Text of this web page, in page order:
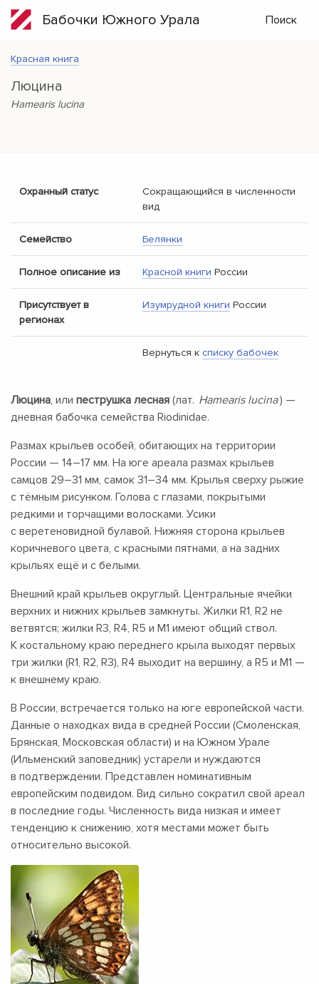
Бабочки Южного Урала Поиск
Красная книга
Люцина
Hamearis lucina
Охранный статус
Сокращающийся в численности
вид
Семейство Белянки
Полное описание из Красной книги России
Присутствует в
регионах
Изумрудной книги России
Вернуться к списку бабочек
Люцина, или пеструшка лесная (лат. Hamearis lucina) —
дневная бабочка семейства Riodinidae.
Размах крыльев особей, обитающих на территории
России — 14–17 мм. На юге ареала размах крыльев
самцов 29–31 мм, самок 31–34 мм. Крылья сверху рыжие
с тёмным рисунком. Голова с глазами, покрытыми
редкими и торчащими волосками. Усики
с веретеновидной булавой. Нижняя сторона крыльев
коричневого цвета, с красными пятнами, а на задних
крыльях ещё и с белыми.
Внешний край крыльев округлый. Центральные ячейки
верхних и нижних крыльев замкнуты. Жилки R1, R2 не
ветвятся; жилки R3, R4, R5 и М1 имеют общий ствол.
К костальному краю переднего крыла выходят первых
три жилки (R1, R2, R3), R4 выходит на вершину, а R5 и М1 —
к внешнему краю.
В России, встречается только на юге европейской части.
Данные о находках вида в средней России (Смоленская,
Брянская, Московская области) и на Южном Урале
(Ильменский заповедник) устарели и нуждаются
в подтверждении. Представлен номинативным
европейским подвидом. Вид сильно сократил свой ареал
в последние годы. Численность вида низкая и имеет
тенденцию к снижению, хотя местами может быть
относительно высокой.